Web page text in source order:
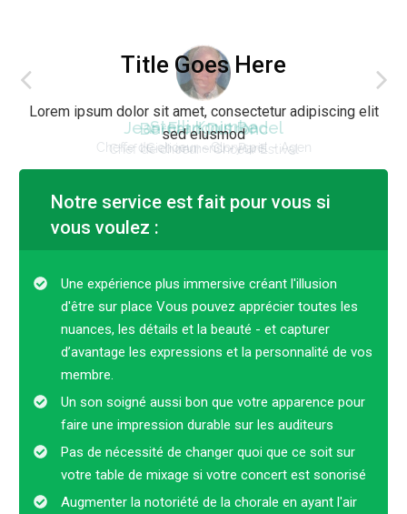
Stelli Koumba
Cheffe de choeur - Gloryspel - Agen
Un studio professionnel et au top
humainement.
Un studio professionnel et au top
humainement parlant. Pour un live, les voix
étaient à retravailler un peu... Ils ont tout ajusté
! Très satisfaite. J'y retournerai les yeux
Jean-François Bedel
I Cieli immensi - Paris
Mise en place rapide et efficace
Peu de répétitions, très peu de temps pour
faire des essais son, dans une église peu
accueillante. La mise en place de
choeursenchanteurs a été rapide et efficace,
même si le chef d'orchestre a fait plus de
mises en place que prévu et a donc laissé très
de peu pour les réglages son initialement
demandés.
Bernard Dutronc
Chef de choeur - Choeur Estival
Excellent technicien, d’excellents
J’ai rencontré Luc Dunand, le responsable, et
ingénieur du son.Au vu de son intérêtpour le
projetque j’entreprenais,j'ai tout de suite
accrochéavec lui. Je ne m’en suis pas repenti.
Excellent technicien, d’excellents conseils
alliant ses impératifs à ceux d’un chef de
chœur, il nous a produit un travail remarquable.
Choeursenchanteurs a été cette charnière
entre technique et musique.
Title Goes Here
Lorem ipsum dolor sit amet, consectetur adipiscing elit
sed eiusmod
Notre service est fait pour vous si
vous voulez :
Une expérience plus immersive créant l'illusion
d'être sur place Vous pouvez apprécier toutes les
nuances, les détails et la beauté - et capturer
d’avantage les expressions et la personnalité de vos
membre.
Un son soigné aussi bon que votre apparence pour
faire une impression durable sur les auditeurs
Pas de nécessité de changer quoi que ce soit sur
votre table de mixage si votre concert est sonorisé
Augmenter la notoriété de la chorale en ayant l'air